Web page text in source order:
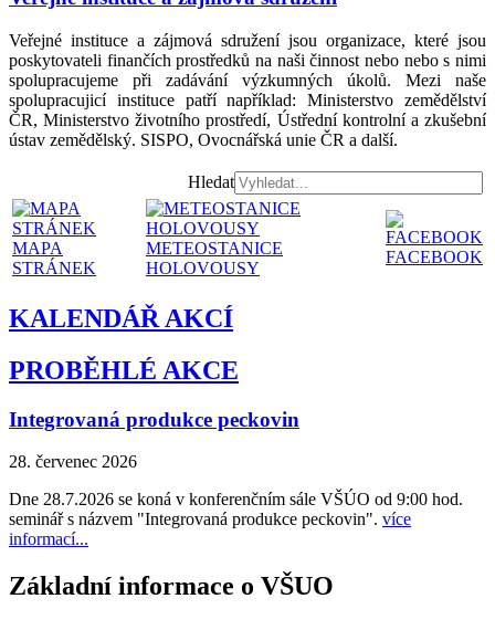
Veřejné instituce a zájmová sdružení jsou organizace, které jsou
poskytovateli finančích prostředků na naši činnost nebo nebo s nimi
spolupracujeme při zadávání výzkumných úkolů. Mezi naše
spolupracujicí instituce patří například: Ministerstvo zemědělství
ČR, Ministerstvo životního prostředí, Ústřední kontrolní a zkušební
ústav zemědělský. SISPO, Ovocnářská unie ČR a další.
Hledat
MAPA
STRÁNEK
METEOSTANICE
HOLOVOUSY
FACEBOOK
KALENDÁŘ AKCÍ
PROBĚHLÉ AKCE
Integrovaná produkce peckovin
28. červenec 2026
Dne 28.7.2026 se koná v konferenčním sále VŠÚO od 9:00 hod.
seminář s názvem "Integrovaná produkce peckovin". více
informací...
Základní informace o VŠUO